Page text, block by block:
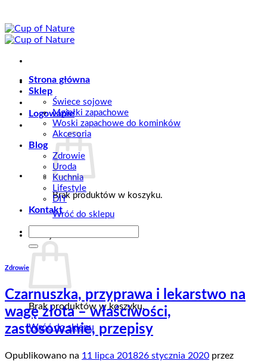
do
zawartości
Logowanie
Brak produktów w koszyku.
Wróć do sklepu
Koszyk
Brak produktów w koszyku.
Wróć do sklepu
Strona główna
Sklep
Świece sojowe
Mgiełki zapachowe
Woski zapachowe do kominków
Akcesoria
Blog
Zdrowie
Uroda
Kuchnia
Lifestyle
DIY
Kontakt
Zdrowie
Czarnuszka, przyprawa i lekarstwo na
wagę złota – właściwości,
zastosowanie, przepisy
Opublikowano na 11 lipca 201826 stycznia 2020 przez